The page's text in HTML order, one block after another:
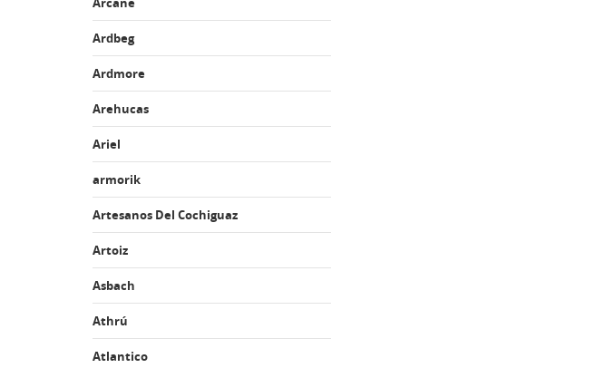
Ardbeg
Ardmore
Arehucas
Ariel
armorik
Artesanos Del Cochiguaz
Artoiz
Asbach
Athrú
Atlantico